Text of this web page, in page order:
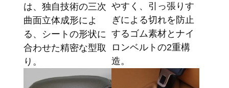
は、独自技術の三次
曲面立体成形によ
る、シートの形状に
合わせた精密な型取
り。
やすく、引っ張りす
ぎによる切れを防止
するゴム素材とナイ
ロンベルトの2重構
造。